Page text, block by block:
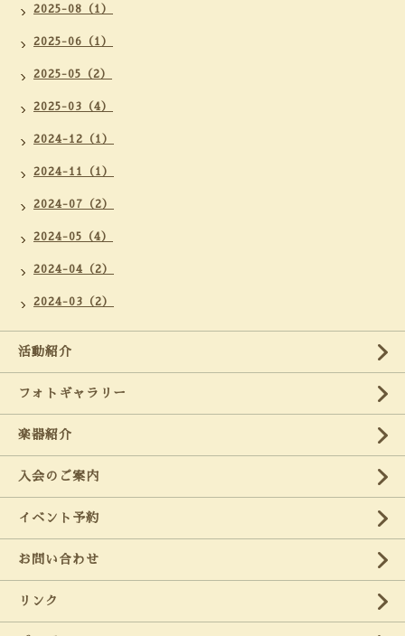
2025-08（1）
2025-06（1）
2025-05（2）
2025-03（4）
2024-12（1）
2024-11（1）
2024-07（2）
2024-05（4）
2024-04（2）
2024-03（2）
活動紹介
フォトギャラリー
楽器紹介
入会のご案内
イベント予約
お問い合わせ
リンク